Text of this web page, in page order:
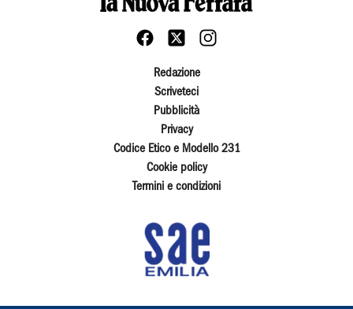
Redazione
Scriveteci
Pubblicità
Privacy
Codice Etico e Modello 231
Cookie policy
Termini e condizioni